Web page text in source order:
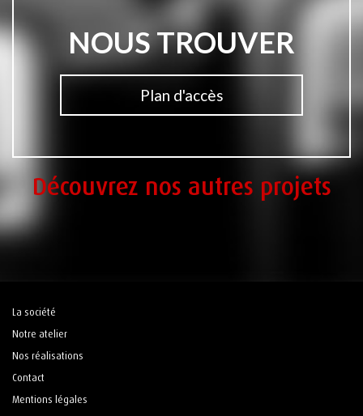
NOUS TROUVER
Plan d'accès
Découvrez nos autres projets
La société
Notre atelier
Nos réalisations
Contact
Mentions légales